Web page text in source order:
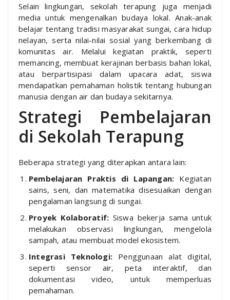
Selain lingkungan, sekolah terapung juga menjadi
media untuk mengenalkan budaya lokal. Anak-anak
belajar tentang tradisi masyarakat sungai, cara hidup
nelayan, serta nilai-nilai sosial yang berkembang di
komunitas air. Melalui kegiatan praktik, seperti
memancing, membuat kerajinan berbasis bahan lokal,
atau berpartisipasi dalam upacara adat, siswa
mendapatkan pemahaman holistik tentang hubungan
manusia dengan air dan budaya sekitarnya.
Strategi Pembelajaran
di Sekolah Terapung
Beberapa strategi yang diterapkan antara lain:
Pembelajaran Praktis di Lapangan: Kegiatan
sains, seni, dan matematika disesuaikan dengan
pengalaman langsung di sungai.
Proyek Kolaboratif: Siswa bekerja sama untuk
melakukan observasi lingkungan, mengelola
sampah, atau membuat model ekosistem.
Integrasi Teknologi: Penggunaan alat digital,
seperti sensor air, peta interaktif, dan
dokumentasi video, untuk memperluas
pemahaman.